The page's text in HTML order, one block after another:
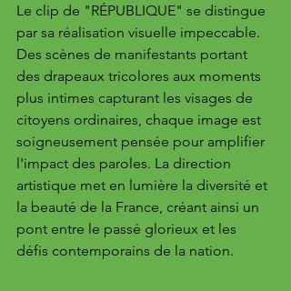
Le clip de "RÉPUBLIQUE" se distingue
par sa réalisation visuelle impeccable.
Des scènes de manifestants portant
des drapeaux tricolores aux moments
plus intimes capturant les visages de
citoyens ordinaires, chaque image est
soigneusement pensée pour amplifier
l'impact des paroles. La direction
artistique met en lumière la diversité et
la beauté de la France, créant ainsi un
pont entre le passé glorieux et les
défis contemporains de la nation.